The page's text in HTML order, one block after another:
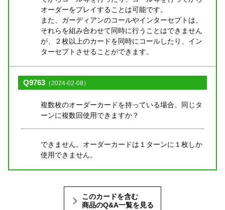
オーダーをプレイすることは可能です。
また、ガーディアンのコールやインターセプトは、
それらを組み合わせて同時に行うことはできません
が、２枚以上のカードを同時にコールしたり、イン
ターセプトさせることができます。
Q9763 （2024-02-08）
複数枚のオーダーカードを持っている場合、同じタ
ーンに複数回使用できますか？
できません。オーダーカードは１ターンに１枚しか
使用できません。
このカードを含む
商品のQ&A一覧を見る